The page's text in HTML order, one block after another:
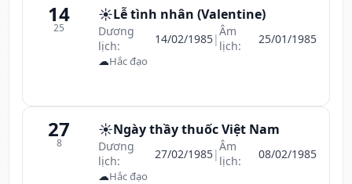
14
25
☀️Lễ tình nhân (Valentine)
Dương
lịch:
14/02/1985|Âm
lịch:
25/01/1985
☁Hắc đạo
27
8
☀️Ngày thầy thuốc Việt Nam
Dương
lịch:
27/02/1985|Âm
lịch:
08/02/1985
☁Hắc đạo